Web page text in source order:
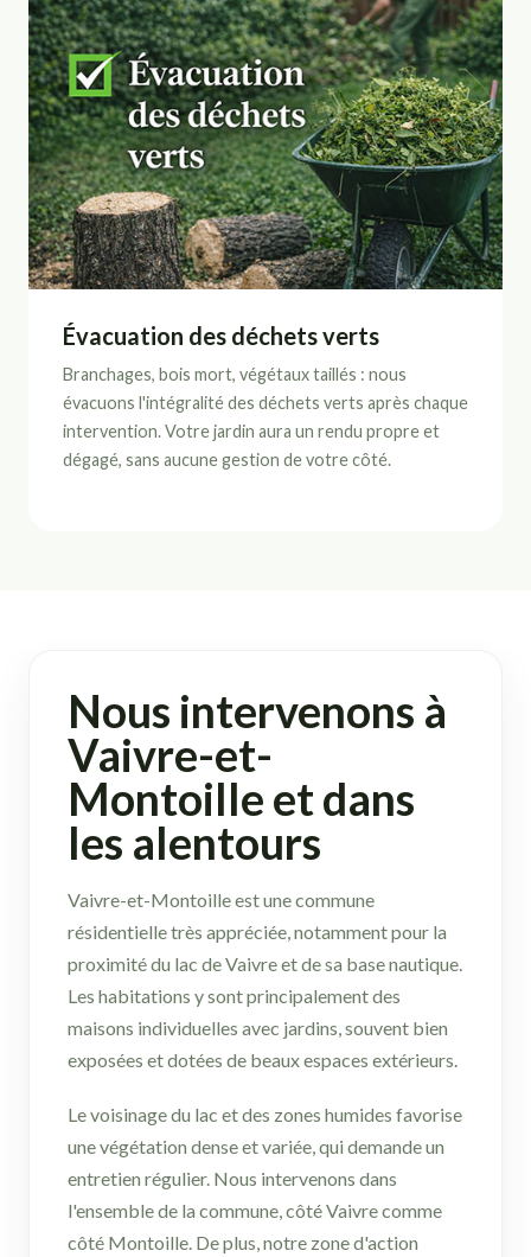
Évacuation des déchets verts
Branchages, bois mort, végétaux taillés : nous
évacuons l'intégralité des déchets verts après chaque
intervention. Votre jardin aura un rendu propre et
dégagé, sans aucune gestion de votre côté.
Nous intervenons à
Vaivre-et-
Montoille et dans
les alentours
Vaivre-et-Montoille est une commune
résidentielle très appréciée, notamment pour la
proximité du lac de Vaivre et de sa base nautique.
Les habitations y sont principalement des
maisons individuelles avec jardins, souvent bien
exposées et dotées de beaux espaces extérieurs.
Le voisinage du lac et des zones humides favorise
une végétation dense et variée, qui demande un
entretien régulier. Nous intervenons dans
l'ensemble de la commune, côté Vaivre comme
côté Montoille. De plus, notre zone d'action